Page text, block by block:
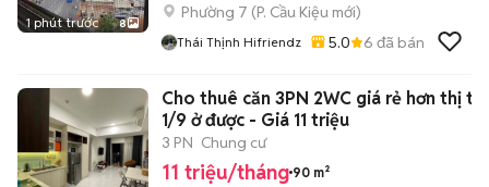
1 phút trước 8
Phường 7 (P. Cầu Kiệu mới)
Thái Thịnh Hifriendz 5.0 6 đã bán
Cho thuê căn 3PN 2WC giá rẻ hơn thị
1/9 ở được - Giá 11 triệu
3 PN Chung cư
11 triệu/tháng 90 m²